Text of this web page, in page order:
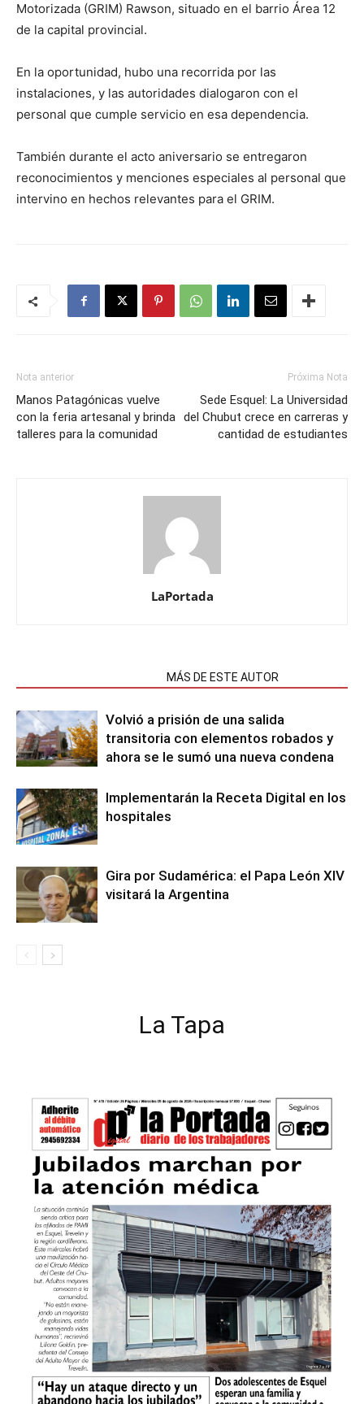
Motorizada (GRIM) Rawson, situado en el barrio Área 12
de la capital provincial.
En la oportunidad, hubo una recorrida por las
instalaciones, y las autoridades dialogaron con el
personal que cumple servicio en esa dependencia.
También durante el acto aniversario se entregaron
reconocimientos y menciones especiales al personal que
intervino en hechos relevantes para el GRIM.
Nota anterior
Manos Patagónicas vuelve
con la feria artesanal y brinda
talleres para la comunidad
Próxima Nota
Sede Esquel: La Universidad
del Chubut crece en carreras y
cantidad de estudiantes
LaPortada
MÁS DE ESTE AUTOR
Volvió a prisión de una salida
transitoria con elementos robados y
ahora se le sumó una nueva condena
Implementarán la Receta Digital en los
hospitales
Gira por Sudamérica: el Papa León XIV
visitará la Argentina
La Tapa